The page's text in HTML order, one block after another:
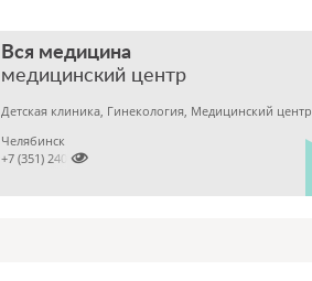
Вся медицина
медицинский центр
Детская клиника, Гинекология, Медицинский центр
Челябинск

+7 (351) 2400303